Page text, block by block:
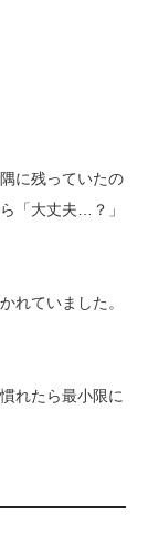
に残っていたの
「大丈夫…？」
れていました。
れたら最小限に